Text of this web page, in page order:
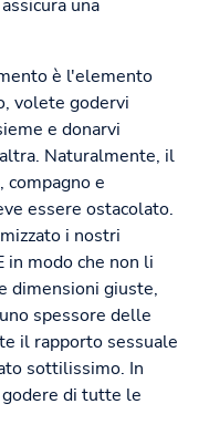
una
è l'elemento
volete godervi
e donarvi
Naturalmente, il
compagno e
essere ostacolato.
i nostri
in modo che non li
dimensioni giuste,
spessore delle
il rapporto sessuale
sottilissimo. In
di tutte le